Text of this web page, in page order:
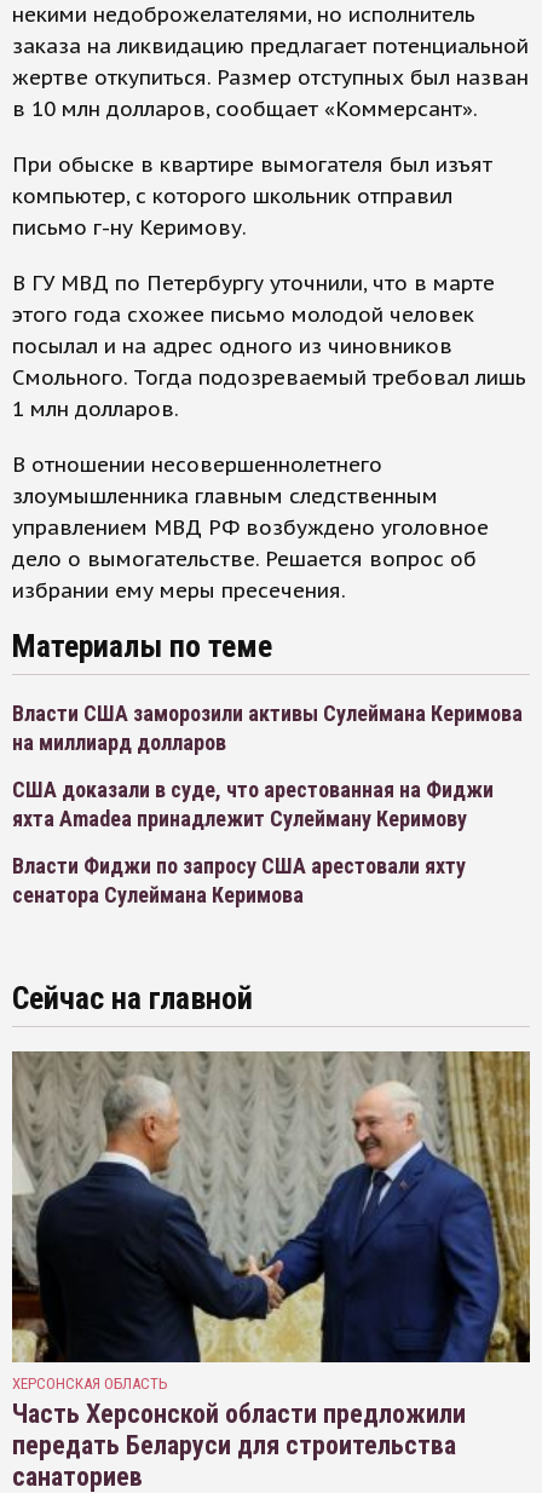
некими недоброжелателями, но исполнитель
заказа на ликвидацию предлагает потенциальной
жертве откупиться. Размер отступных был назван
в 10 млн долларов, сообщает «Коммерсант».
При обыске в квартире вымогателя был изъят
компьютер, с которого школьник отправил
письмо г-ну Керимову.
В ГУ МВД по Петербургу уточнили, что в марте
этого года схожее письмо молодой человек
посылал и на адрес одного из чиновников
Смольного. Тогда подозреваемый требовал лишь
1 млн долларов.
В отношении несовершеннолетнего
злоумышленника главным следственным
управлением МВД РФ возбуждено уголовное
дело о вымогательстве. Решается вопрос об
избрании ему меры пресечения.
Материалы по теме
Власти США заморозили активы Сулеймана Керимова
на миллиард долларов
США доказали в суде, что арестованная на Фиджи
яхта Amadea принадлежит Сулейману Керимову
Власти Фиджи по запросу США арестовали яхту
сенатора Сулеймана Керимова
Сейчас на главной
ХЕРСОНСКАЯ ОБЛАСТЬ
Часть Херсонской области предложили
передать Беларуси для строительства
санаториев